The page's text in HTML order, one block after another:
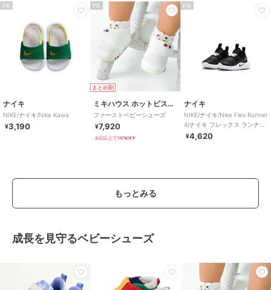
PR
ナイキ
NIKE/ナイキ/Nike Kawa
¥3,190
PR
まとめ割
ミキハウス ホットビスケッツ
ファーストベビーシューズ
¥7,920
2点以上で10%OFF
PR
ナイキ
NIKE/ナイキ/Nike Flex Runner
4/ナイキ フレックス ランナー
4¥4,620
もっとみる
成長を見守るベビーシューズ